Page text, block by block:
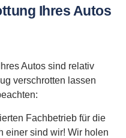
Ihres Autos
Autos sind relativ
verschrotten lassen
Fachbetrieb für die
einer sind wir! Wir holen